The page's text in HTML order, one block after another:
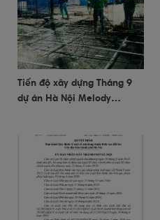
Tiến độ xây dựng Tháng 9
dự án Hà Nội Melody